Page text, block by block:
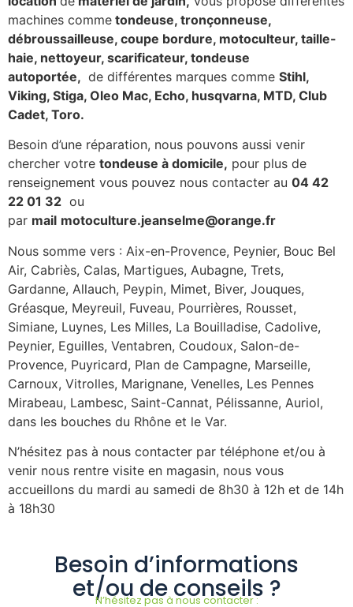
machines comme tondeuse, tronçonneuse,
débroussailleuse, coupe bordure, motoculteur, taille-
haie, nettoyeur, scarificateur, tondeuse
autoportée, de différentes marques comme Stihl,
Viking, Stiga, Oleo Mac, Echo, husqvarna, MTD, Club
Cadet, Toro.
Besoin d’une réparation, nous pouvons aussi venir
chercher votre tondeuse à domicile, pour plus de
renseignement vous pouvez nous contacter au 04 42
22 01 32 ou
par mail motoculture.jeanselme@orange.fr
Nous somme vers : Aix-en-Provence, Peynier, Bouc Bel
Air, Cabriès, Calas, Martigues, Aubagne, Trets,
Gardanne, Allauch, Peypin, Mimet, Biver, Jouques,
Gréasque, Meyreuil, Fuveau, Pourrières, Rousset,
Simiane, Luynes, Les Milles, La Bouilladise, Cadolive,
Peynier, Eguilles, Ventabren, Coudoux, Salon-de-
Provence, Puyricard, Plan de Campagne, Marseille,
Carnoux, Vitrolles, Marignane, Venelles, Les Pennes
Mirabeau, Lambesc, Saint-Cannat, Pélissanne, Auriol,
dans les bouches du Rhône et le Var.
N’hésitez pas à nous contacter par téléphone et/ou à
venir nous rentre visite en magasin, nous vous
accueillons du mardi au samedi de 8h30 à 12h et de 14h
à 18h30
Besoin d’informations
et/ou de conseils ?
N’hésitez pas à nous contacter :